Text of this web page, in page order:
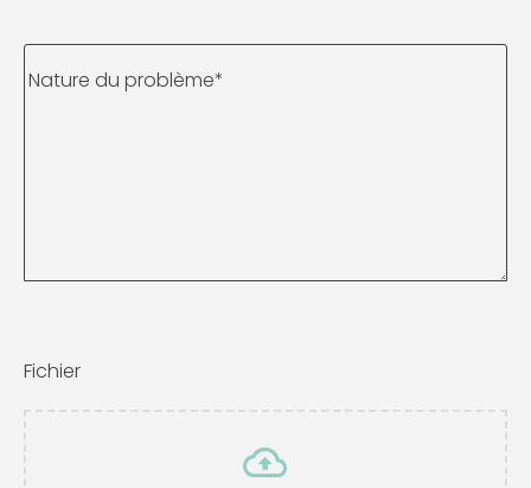
Nature du problème*
Fichier